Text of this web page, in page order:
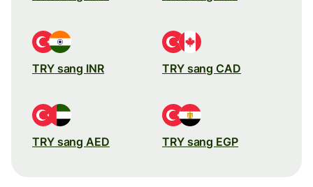
TRY sang INR TRY sang CAD
TRY sang AED TRY sang EGP